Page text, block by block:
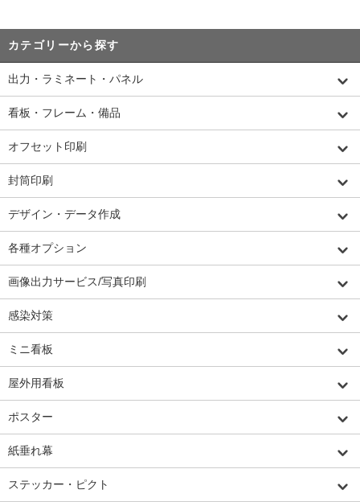
カテゴリーから探す
出力・ラミネート・パネル
看板・フレーム・備品
オフセット印刷
封筒印刷
デザイン・データ作成
各種オプション
画像出力サービス/写真印刷
感染対策
ミニ看板
屋外用看板
ポスター
紙垂れ幕
ステッカー・ピクト